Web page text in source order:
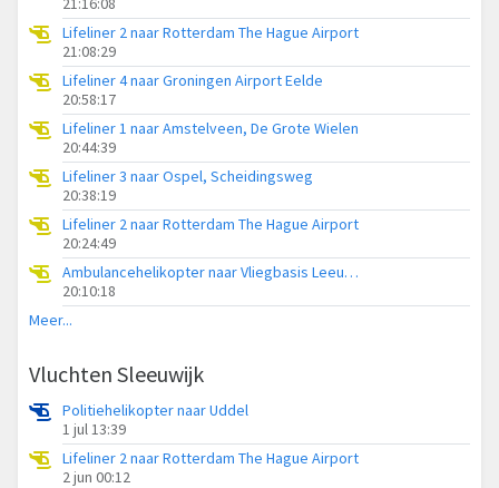
Lifeliner 2 naar Rotterdam The Hague Airport
21:08:29
Lifeliner 4 naar Groningen Airport Eelde
20:58:17
Lifeliner 1 naar Amstelveen, De Grote Wielen
20:44:39
Lifeliner 3 naar Ospel, Scheidingsweg
20:38:19
Lifeliner 2 naar Rotterdam The Hague Airport
20:24:49
Ambulancehelikopter naar Vliegbasis Leeuwarden
20:10:18
Meer...
Vluchten Sleeuwijk
Politiehelikopter naar Uddel
1 jul 13:39
Lifeliner 2 naar Rotterdam The Hague Airport
2 jun 00:12